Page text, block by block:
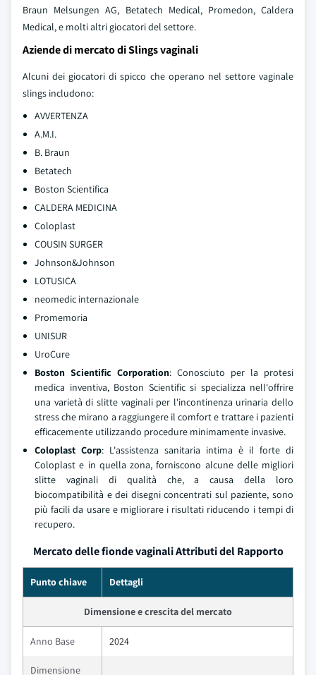
Braun Melsungen AG, Betatech Medical, Promedon, Caldera
Medical, e molti altri giocatori del settore.
Aziende di mercato di Slings vaginali
Alcuni dei giocatori di spicco che operano nel settore vaginale
slings includono:
AVVERTENZA
A.M.I.
B. Braun
Betatech
Boston Scientifica
CALDERA MEDICINA
Coloplast
COUSIN SURGER
Johnson&Johnson
LOTUSICA
neomedic internazionale
Promemoria
UNISUR
UroCure
Boston Scientific Corporation: Conosciuto per la protesi
medica inventiva, Boston Scientific si specializza nell'offrire
una varietà di slitte vaginali per l'incontinenza urinaria dello
stress che mirano a raggiungere il comfort e trattare i pazienti
efficacemente utilizzando procedure minimamente invasive.
Coloplast Corp: L'assistenza sanitaria intima è il forte di
Coloplast e in quella zona, forniscono alcune delle migliori
slitte vaginali di qualità che, a causa della loro
biocompatibilità e dei disegni concentrati sul paziente, sono
più facili da usare e migliorare i risultati riducendo i tempi di
recupero.
Mercato delle fionde vaginali Attributi del Rapporto
Punto chiave Dettagli
Dimensione e crescita del mercato
Anno Base 2024
Dimensione